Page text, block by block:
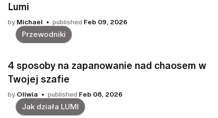
Lumi
by Michael published Feb 09, 2026
Przewodniki
4 sposoby na zapanowanie nad chaosem w
Twojej szafie
by Oliwia published Feb 08, 2026
Jak działa LUMI